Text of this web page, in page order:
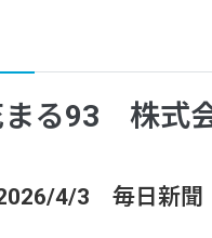
る93 株式
4/3 毎日新聞